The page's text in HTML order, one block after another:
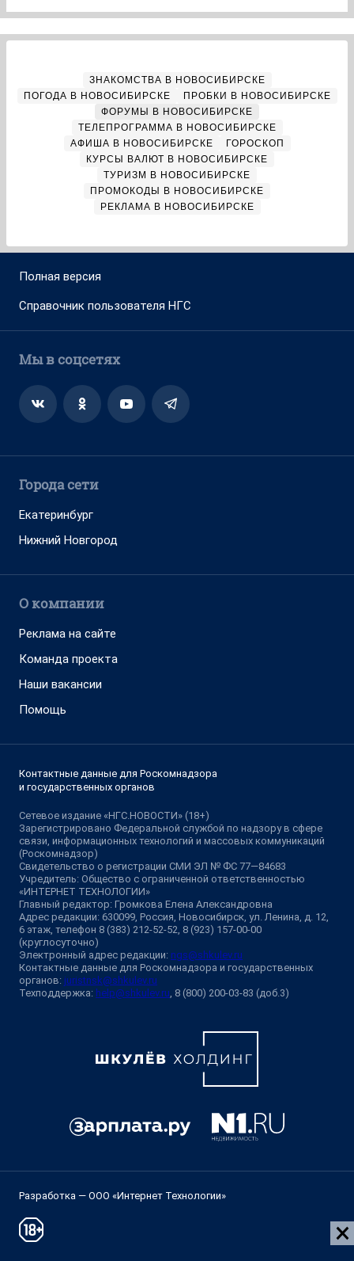
ЗНАКОМСТВА В НОВОСИБИРСКЕ
ПОГОДА В НОВОСИБИРСКЕ
ПРОБКИ В НОВОСИБИРСКЕ
ФОРУМЫ В НОВОСИБИРСКЕ
ТЕЛЕПРОГРАММА В НОВОСИБИРСКЕ
АФИША В НОВОСИБИРСКЕ
ГОРОСКОП
КУРСЫ ВАЛЮТ В НОВОСИБИРСКЕ
ТУРИЗМ В НОВОСИБИРСКЕ
ПРОМОКОДЫ В НОВОСИБИРСКЕ
РЕКЛАМА В НОВОСИБИРСКЕ
Полная версия
Справочник пользователя НГС
Мы в соцсетях
Города сети
Екатеринбург
Нижний Новгород
О компании
Реклама на сайте
Команда проекта
Наши вакансии
Помощь
Контактные данные для Роскомнадзора
и государственных органов
Сетевое издание «НГС.НОВОСТИ» (18+)
Зарегистрировано Федеральной службой по надзору в сфере
связи, информационных технологий и массовых коммуникаций
(Роскомнадзор)
Свидетельство о регистрации СМИ ЭЛ № ФС 77—84683
Учредитель: Общество с ограниченной ответственностью
«ИНТЕРНЕТ ТЕХНОЛОГИИ»
Главный редактор: Громкова Елена Александровна
Адрес редакции: 630099, Россия, Новосибирск, ул. Ленина, д. 12,
6 этаж, телефон 8 (383) 212-52-52, 8 (923) 157-00-00
(круглосуточно)
Электронный адрес редакции: ngs@shkulev.ru
Контактные данные для Роскомнадзора и государственных
органов: juristnsk@shkulev.ru
Техподдержка: help@shkulev.ru , 8 (800) 200-03-83 (доб.3)
Разработка — ООО «Интернет Технологии»